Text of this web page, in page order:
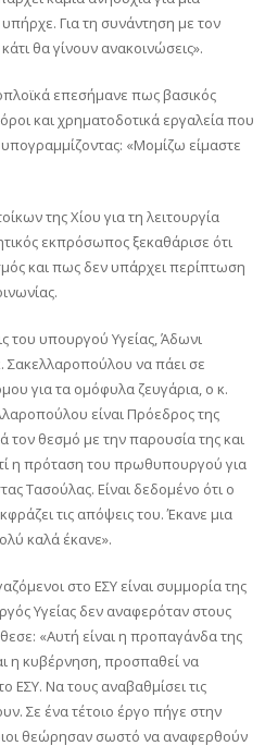
Για τη συνάντηση με τον
θα γίνουν ανακοινώσεις».
επεσήμανε πως βασικός
και χρηματοδοτικά εργαλεία που
«Μομίζω είμαστε
της Χίου για τη λειτουργία
εκπρόσωπος ξεκαθάρισε ότι
και πως δεν υπάρχει περίπτωση
του υπουργού Υγείας, Άδωνι
Σακελλαροπούλου να πάει σε
για τα ομόφυλα ζευγάρια, ο κ.
είναι Πρόεδρος της
τον θεσμό με την παρουσία της και
η πρόταση του πρωθυπουργού για
Τασούλας. Είναι δεδομένο ότι ο
τις απόψεις του. Έκανε μια
καλά έκανε».
στο ΕΣΥ είναι συμμορία της
Υγείας δεν αναφερόταν στους
«Αυτή είναι η προπαγάνδα της
η κυβέρνηση, προσπαθεί να
ΕΣΥ. Να τους αναβαθμίσει τις
Σε ένα τέτοιο έργο πήγε στην
θεώρησαν σωστό να αναφερθούν